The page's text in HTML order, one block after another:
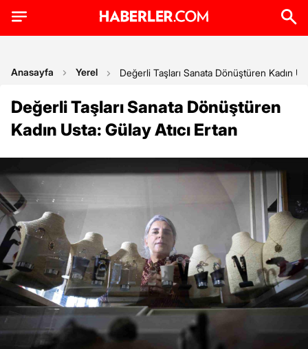
Anasayfa Yerel Değerli Taşları Sanata Dönüştüren Kadın
Değerli Taşları Sanata Dönüştüren
Kadın Usta: Gülay Atıcı Ertan